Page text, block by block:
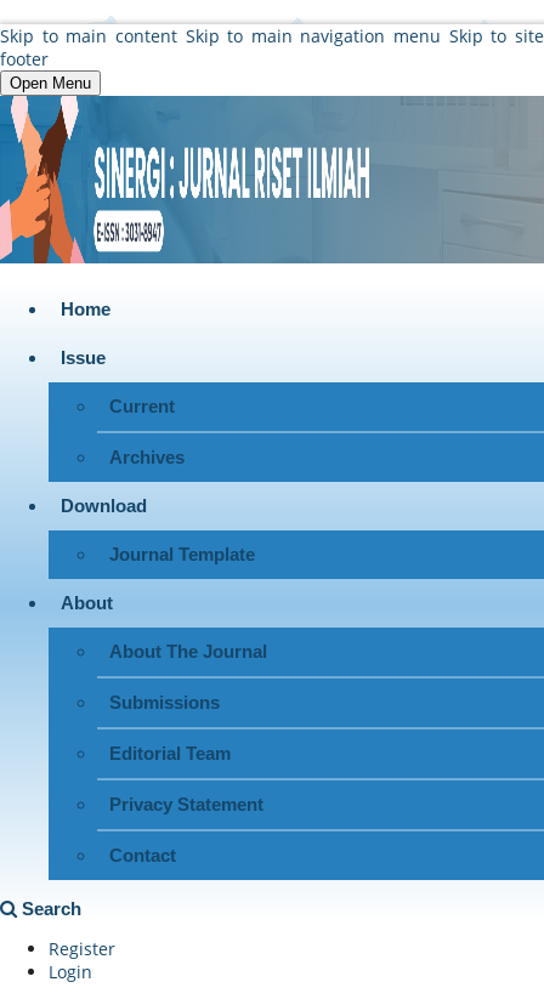
Skip to main content Skip to main navigation menu Skip to site
footer
Open Menu
Home
Issue
Current
Archives
Download
Journal Template
About
About The Journal
Submissions
Editorial Team
Privacy Statement
Contact
Search
Register
Login